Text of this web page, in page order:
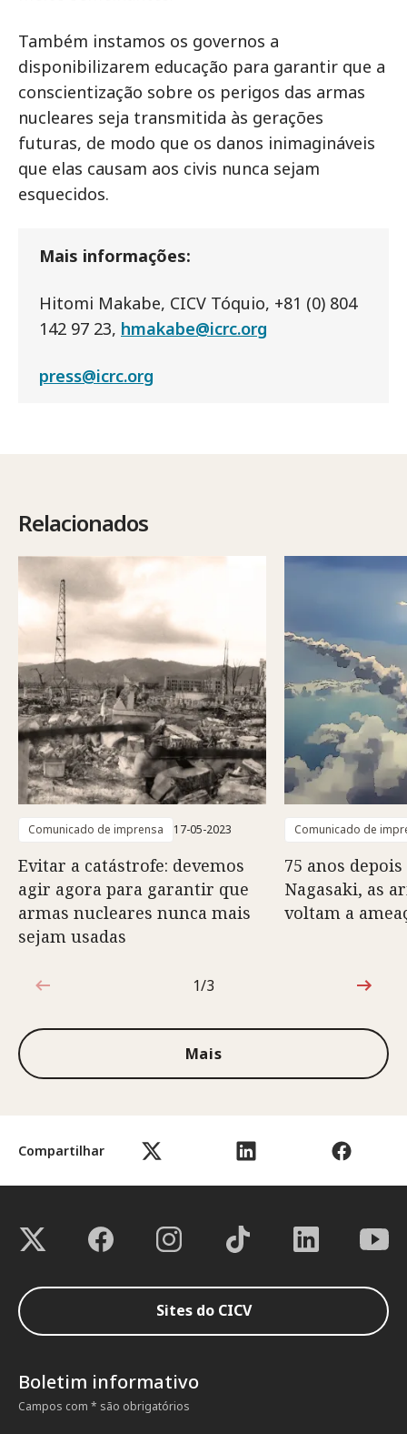
Compartilhar
Também instamos os governos a
disponibilizarem educação para garantir que a
conscientização sobre os perigos das armas
nucleares seja transmitida às gerações
futuras, de modo que os danos inimagináveis
que elas causam aos civis nunca sejam
esquecidos.
Mais informações:
Hitomi Makabe, CICV Tóquio, +81 (0) 804
142 97 23, hmakabe@icrc.org
press@icrc.org
Relacionados
Comunicado de imprensa 17-05-2023
Evitar a catástrofe: devemos
agir agora para garantir que
armas nucleares nunca mais
sejam usadas
Comunicado de
75 anos
Nagasaki, as
voltam a
1 de 3
1/3
Mais
Sites do CICV
Boletim informativo
Campos com * são obrigatórios